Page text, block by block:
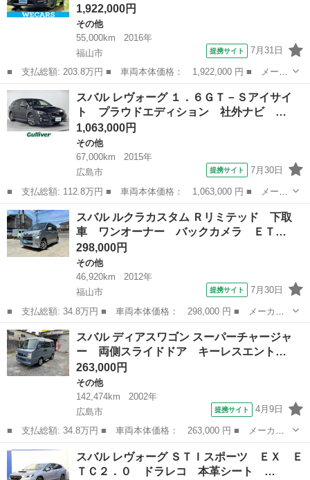
1,922,000円
その他
55,000km
2016年
福山市
提携サイト 7月31日
■ 支払総額: 203.8万円 ■ 車両本体価格： 1,922,000 円 ■ メーカ
ー名： スバル ■ 車種名： レヴォーグ ■ グレード名： ４ＷＤ
２．０ＳＴＩスポーツアイサイト 新品タイヤ／保証書／純正 ＳＤ
ナビ／衝...
広島 福山市
スバル レヴォーグ １．６ＧＴ－Ｓアイサイ
ト プラウドエディション 社外ナビ …
1,063,000円
その他
67,000km
2015年
広島市
提携サイト 7月30日
■ 支払総額: 112.8万円 ■ 車両本体価格： 1,063,000 円 ■ メーカ
ー名： スバル ■ 車種名： レヴォーグ ■ グレード名： １．６
ＧＴ－Ｓアイサイト プラウドエディション 社外ナビ フルセグ
ＣＤ／Ｄ...
広島 広島市
スバル ルクラカスタム Ｒリミテッド 下取
車 ワンオーナー バックカメラ ＥＴ…
298,000円
その他
46,920km
2012年
福山市
提携サイト 7月30日
■ 支払総額: 34.8万円 ■ 車両本体価格： 298,000 円 ■ メーカー
名： スバル ■ 車種名： ルクラカスタム ■ グレード名： Ｒリ
ミテッド 下取車 ワンオーナー バックカメラ ＥＴＣ ドラレ
コ 社外クルー...
広島 福山市
スバル ディアスワゴン スーパーチャージャ
ー 両側スライドドア キーレスエント…
263,000円
その他
142,474km
2002年
広島市
提携サイト 4月9日
■ 支払総額: 34.8万円 ■ 車両本体価格： 263,000 円 ■ メーカー
名： スバル ■ 車種名： ディアスワゴン ■ グレード名： スー
パーチャージャー 両側スライドドア キーレスエントリー ＡＴ
ＡＢＳ ＣＤ...
広島 広島市
スバル レヴォーグ ＳＴＩスポーツ ＥＸ Ｅ
ＴＣ２．０ ドラレコ 本革シート …